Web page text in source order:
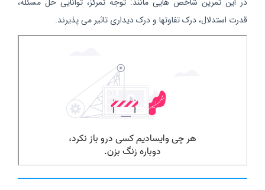
قدرت استدلال، درک تفاوتها و درک دیداری تاثیر می پذیرند.